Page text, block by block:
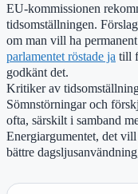
EU-kommissionen
tidsomställningen.
om man vill ha
parlamentet röstade ja till
godkänt det.
Kritiker av
Sömnstörningar och
ofta, särskilt i samband
Energiargumentet, det vill
bättre